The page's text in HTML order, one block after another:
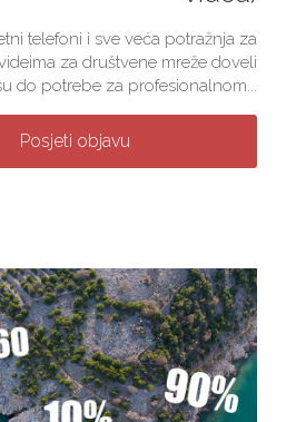
telefoni i sve veća potražnja za
za društvene mreže doveli
do potrebe za profesionalnom...
Posjeti objavu